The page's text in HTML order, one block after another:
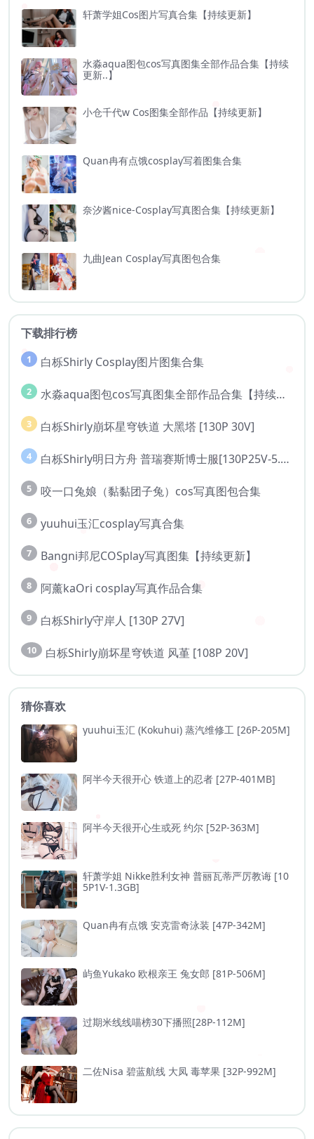
轩萧学姐Cos图片写真合集【持续更新】
水淼aqua图包cos写真图集全部作品合集【持续
更新..】
小仓千代w Cos图集全部作品【持续更新】
Quan冉有点饿cosplay写着图集合集
奈汐酱nice-Cosplay写真图合集【持续更新】
九曲Jean Cosplay写真图包合集
下载排行榜
1 白栎Shirly Cosplay图片图集合集
2 水淼aqua图包cos写真图集全部作品合集【持续更新..】
3 白栎Shirly崩坏星穹铁道 大黑塔 [130P 30V]
4 白栎Shirly明日方舟 普瑞赛斯博士服[130P25V-5.76G]
5 咬一口兔娘（黏黏团子兔）cos写真图包合集
6 yuuhui玉汇cosplay写真合集
7 Bangni邦尼COSplay写真图集【持续更新】
8 阿薰kaOri cosplay写真作品合集
9 白栎Shirly守岸人 [130P 27V]
10 白栎Shirly崩坏星穹铁道 风堇 [108P 20V]
猜你喜欢
yuuhui玉汇 (Kokuhui) 蒸汽维修工 [26P-205M]
阿半今天很开心 铁道上的忍者 [27P-401MB]
阿半今天很开心生或死 约尔 [52P-363M]
轩萧学姐 Nikke胜利女神 普丽瓦蒂严厉教诲 [10
5P1V-1.3GB]
Quan冉有点饿 安克雷奇泳装 [47P-342M]
屿鱼Yukako 欧根亲王 兔女郎 [81P-506M]
过期米线线喵榜30下播照[28P-112M]
二佐Nisa 碧蓝航线 大凤 毒苹果 [32P-992M]